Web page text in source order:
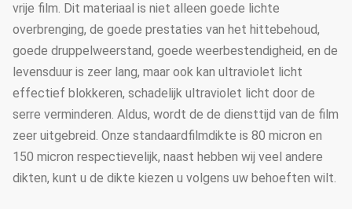
vrije film. Dit materiaal is niet alleen goede lichte
overbrenging, de goede prestaties van het hittebehoud,
goede druppelweerstand, goede weerbestendigheid, en de
levensduur is zeer lang, maar ook kan ultraviolet licht
effectief blokkeren, schadelijk ultraviolet licht door de
serre verminderen. Aldus, wordt de de diensttijd van de film
zeer uitgebreid. Onze standaardfilmdikte is 80 micron en
150 micron respectievelijk, naast hebben wij veel andere
dikten, kunt u de dikte kiezen u volgens uw behoeften wilt.